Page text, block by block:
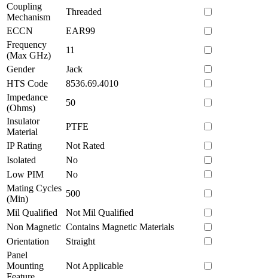
Coupling
Mechanism
Threaded
ECCN
EAR99
Frequency
(Max GHz)
11
Gender
Jack
HTS Code
8536.69.4010
Impedance
(Ohms)
50
Insulator
Material
PTFE
IP Rating
Not Rated
Isolated
No
Low PIM
No
Mating Cycles
(Min)
500
Mil Qualified
Not Mil Qualified
Non Magnetic Contains Magnetic Materials
Orientation
Straight
Panel
Mounting
Not Applicable